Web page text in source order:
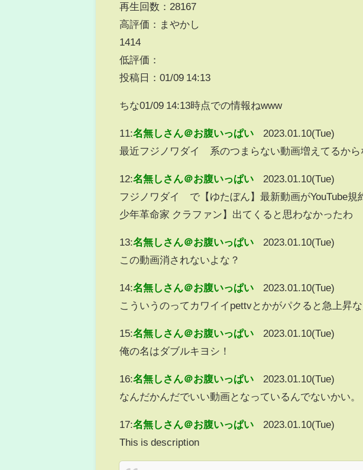
再生回数：28167
高評価：まやかし
1414
低評価：
投稿日：01/09 14:13
ちな01/09 14:13時点での情報ねwww
11:名無しさん＠お腹いっぱい
2023.01.10(Tue)
最近フジノワダイ 系のつまらない動画増えてるから
12:名無しさん＠お腹いっぱい
2023.01.10(Tue)
フジノワダイ で【ゆたぼん】最新動画がYouTube規
少年革命家 クラファン】出てくると思わなかったわ
13:名無しさん＠お腹いっぱい
2023.01.10(Tue)
この動画消されないよな？
14:名無しさん＠お腹いっぱい
2023.01.10(Tue)
こういうのってカワイイpettvとかがパクると急上昇
15:名無しさん＠お腹いっぱい
2023.01.10(Tue)
俺の名はダブルキヨシ！
16:名無しさん＠お腹いっぱい
2023.01.10(Tue)
なんだかんだでいい動画となっているんでないかい。
17:名無しさん＠お腹いっぱい
2023.01.10(Tue)
This is description